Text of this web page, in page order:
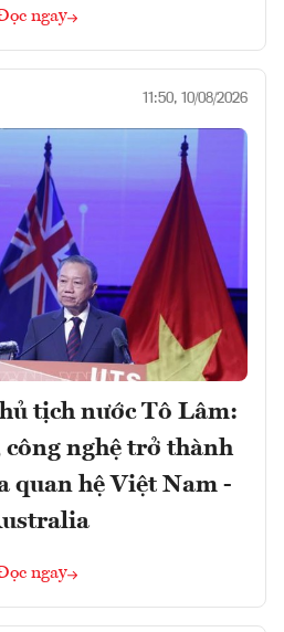
ngay
11:50, 10/08/2026
tịch nước Tô Lâm:
nghệ trở thành
quan hệ Việt Nam -
ngay